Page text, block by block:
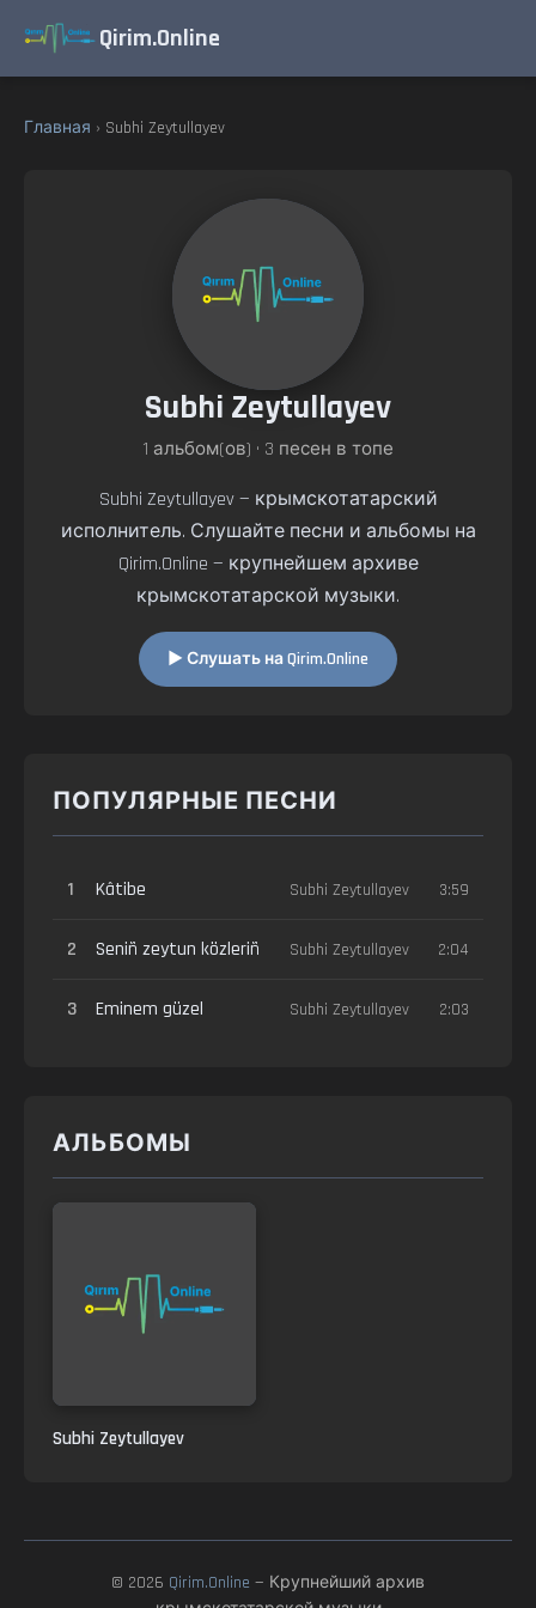
Qirim.Online
Главная › Subhi Zeytullayev
Subhi Zeytullayev
1 альбом(ов) • 3 песен в топе
Subhi Zeytullayev — крымскотатарский
исполнитель. Слушайте песни и альбомы на
Qirim.Online — крупнейшем архиве
крымскотатарской музыки.
▶ Слушать на Qirim.Online
ПОПУЛЯРНЫЕ ПЕСНИ
1 Kâtibe Subhi Zeytullayev 3:59
2 Seniñ zeytun közleriñ Subhi Zeytullayev 2:04
3 Eminem güzel Subhi Zeytullayev 2:03
АЛЬБОМЫ
Subhi Zeytullayev
© 2026 Qirim.Online — Крупнейший архив